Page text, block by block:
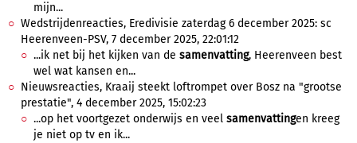
mijn...
Wedstrijdenreacties, Eredivisie zaterdag 6 december 2025: sc
Heerenveen-PSV, 7 december 2025, 22:01:12
...ik net bij het kijken van de samenvatting, Heerenveen best
wel wat kansen en...
Nieuwsreacties, Kraaij steekt loftrompet over Bosz na "grootse
prestatie", 4 december 2025, 15:02:23
...op het voortgezet onderwijs en veel samenvattingen kreeg
je niet op tv en ik...